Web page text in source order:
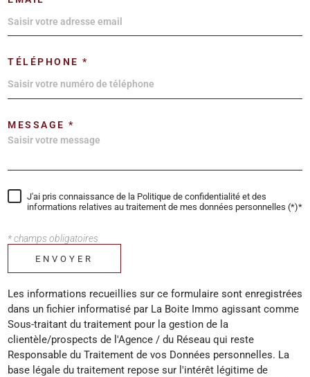
TÉLÉPHONE *
MESSAGE *
J'ai pris connaissance de la Politique de confidentialité et des
informations relatives au traitement de mes données personnelles (*)*
* champs obligatoires
ENVOYER
Les informations recueillies sur ce formulaire sont enregistrées
dans un fichier informatisé par La Boite Immo agissant comme
Sous-traitant du traitement pour la gestion de la
clientèle/prospects de l'Agence / du Réseau qui reste
Responsable du Traitement de vos Données personnelles. La
base légale du traitement repose sur l'intérêt légitime de